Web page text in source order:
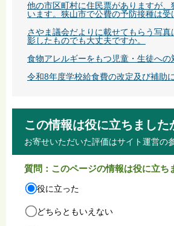
他の市区町村に住民票がありますが、
います。狭山市で公費の予防接種は受
さやま議会だよりに載せてもらう写
影したものでも大丈夫ですか。
食物アレルギーをもつ児童・生徒への
令和8年度学校給食費の改定及び補助
この情報は役に立ちました
お寄せいただいた評価はサイト運営の
質問：このページの情報は役に立ち
役に立った
どちらともいえない